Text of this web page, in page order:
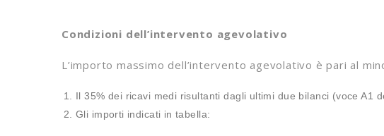
Condizioni dell’intervento agevolativo
L’importo massimo dell’intervento agevolativo è pari al
Il 35% dei ricavi medi risultanti dagli ultimi due bilanci (voce A1
Gli importi indicati in tabella: